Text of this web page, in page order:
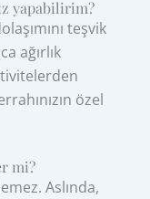
yapabilirim?
teşvik
ağırlık
özel
mi?
Aslında,